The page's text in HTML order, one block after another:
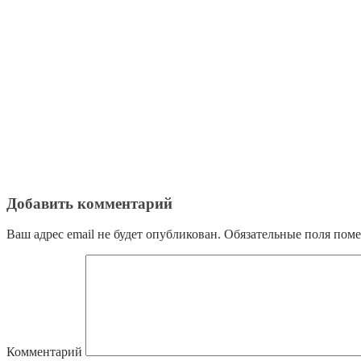
Добавить комментарий
Ваш адрес email не будет опубликован. Обязательные поля
Комментарий